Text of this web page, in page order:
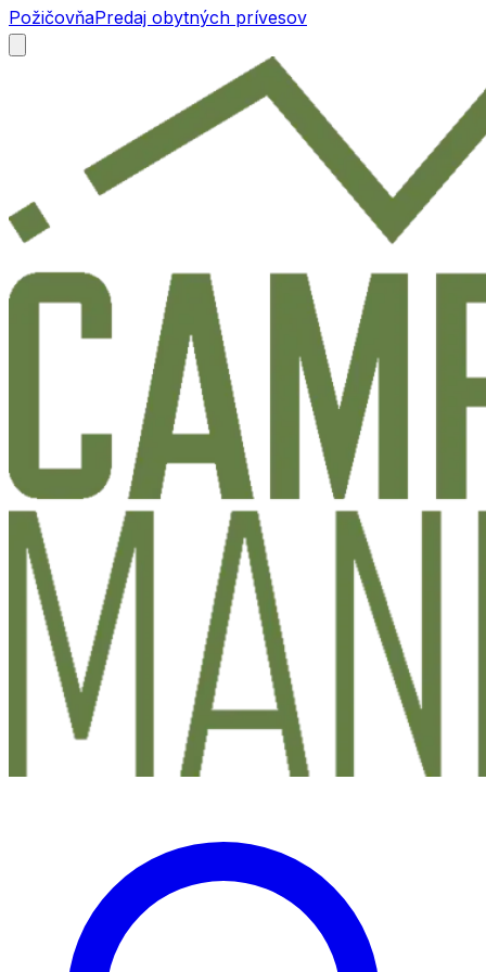
PožičovňaPredaj obytných prívesov